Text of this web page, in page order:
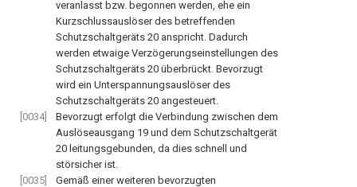
veranlasst bzw. begonnen werden, ehe ein
Kurzschlussauslöser des betreffenden
Schutzschaltgeräts 20 anspricht. Dadurch
werden etwaige Verzögerungseinstellungen des
Schutzschaltgeräts 20 überbrückt. Bevorzugt
wird ein Unterspannungsauslöser des
Schutzschaltgeräts 20 angesteuert.
[0034]
Bevorzugt erfolgt die Verbindung zwischen dem
Auslöseausgang 19 und dem Schutzschaltgerät
20 leitungsgebunden, da dies schnell und
störsicher ist.
[0035]
Gemäß einer weiteren bevorzugten